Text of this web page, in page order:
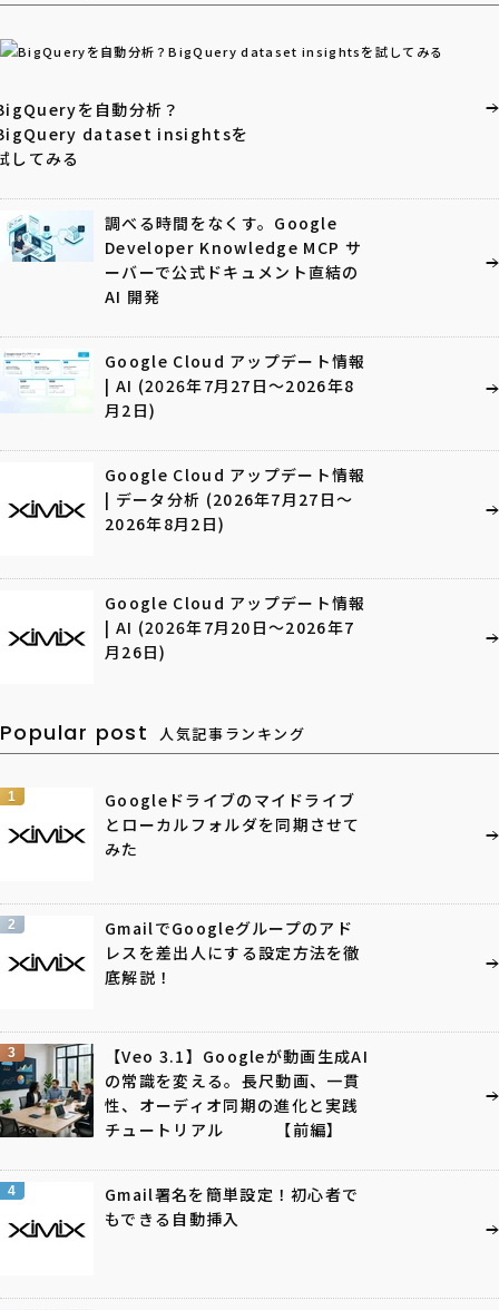
を自動分析？
dataset insightsを
してみる
調べる時間をなくす。Google
Developer Knowledge MCP サ
ーバーで公式ドキュメント直結の
AI 開発
Google Cloud アップデート情報
| AI (2026年7月27日〜2026年8
月2日)
Google Cloud アップデート情報
| データ分析 (2026年7月27日〜
2026年8月2日)
Google Cloud アップデート情報
| AI (2026年7月20日〜2026年7
月26日)
Popular post 人気記事ランキング
1
Googleドライブのマイドライブ
とローカルフォルダを同期させて
みた
2
GmailでGoogleグループのアド
レスを差出人にする設定方法を徹
底解説！
3
【Veo 3.1】Googleが動画生成AI
の常識を変える。長尺動画、一貫
性、オーディオ同期の進化と実践
チュートリアル 【前編】
4
Gmail署名を簡単設定！初心者で
もできる自動挿入